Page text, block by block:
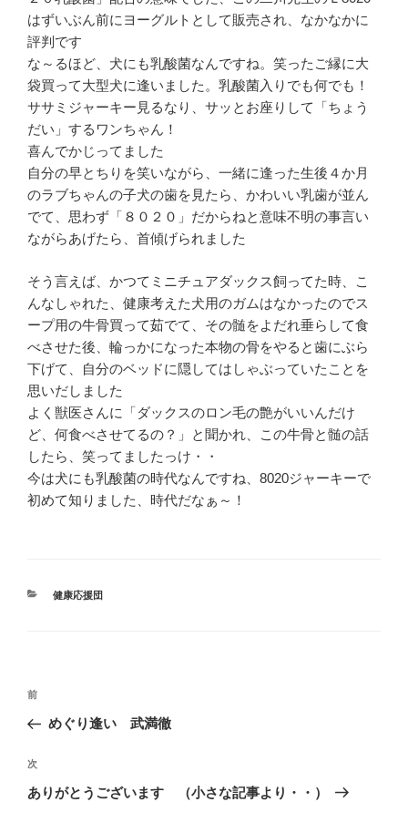
はずいぶん前にヨーグルトとして販売され、なかなかに
評判です
な～るほど、犬にも乳酸菌なんですね。笑ったご縁に大
袋買って大型犬に逢いました。乳酸菌入りでも何でも！
ササミジャーキー見るなり、サッとお座りして「ちょう
だい」するワンちゃん！
喜んでかじってました
自分の早とちりを笑いながら、一緒に逢った生後４か月
のラブちゃんの子犬の歯を見たら、かわいい乳歯が並ん
でて、思わず「８０２０」だからねと意味不明の事言い
ながらあげたら、首傾げられました
そう言えば、かつてミニチュアダックス飼ってた時、こ
んなしゃれた、健康考えた犬用のガムはなかったのでス
ープ用の牛骨買って茹でて、その髄をよだれ垂らして食
べさせた後、輪っかになった本物の骨をやると歯にぶら
下げて、自分のベッドに隠してはしゃぶっていたことを
思いだしました
よく獣医さんに「ダックスのロン毛の艶がいいんだけ
ど、何食べさせてるの？」と聞かれ、この牛骨と髄の話
したら、笑ってましたっけ・・
今は犬にも乳酸菌の時代なんですね、8020ジャーキーで
初めて知りました、時代だなぁ～！
カ
健康応援団
投
ナ
ビ
ゲ
前
の
稿
前
めぐり逢い 武満徹
次
の
次
ありがとうございます （小さな記事より・・）